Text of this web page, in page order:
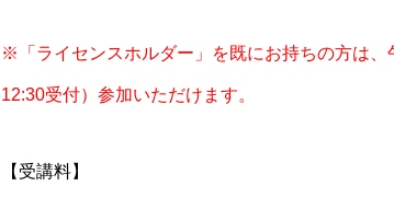
※「ライセンスホルダー」を既にお持ちの方は
12:30受付）参加いただけます。
【受講料】